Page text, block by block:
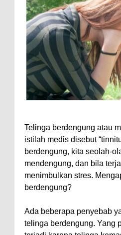
Telinga berdengung atau
istilah medis disebut
berdengung, kita seolah-
mendengung, dan bila
menimbulkan stres.
berdengung?
Ada beberapa penyebab
telinga berdengung. Yang